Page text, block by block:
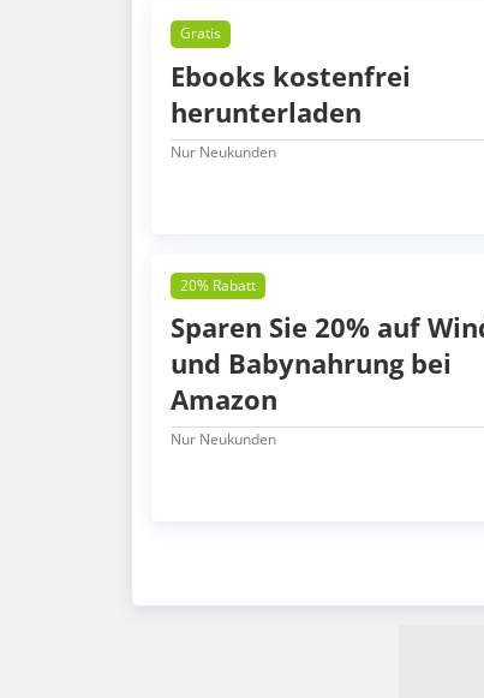
Gratis
Ebooks kostenfrei
herunterladen
Nur Neukunden
20% Rabatt
Sparen Sie 20% auf
und Babynahrung bei
Amazon
Nur Neukunden